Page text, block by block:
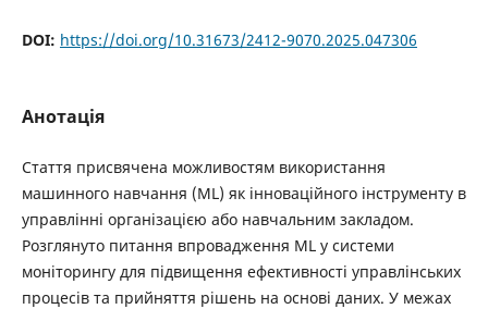
DOI: https://doi.org/10.31673/2412-9070.2025.047306
Анотація
Стаття присвячена можливостям використання
машинного навчання (ML) як інноваційного інструменту в
управлінні організацією або навчальним закладом.
Розглянуто питання впровадження ML у системи
моніторингу для підвищення ефективності управлінських
процесів та прийняття рішень на основі даних. У межах